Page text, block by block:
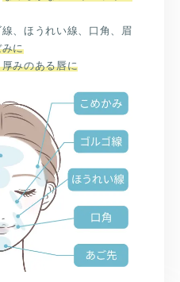
線、ほうれい線、口角、眉
みに
みのある唇に